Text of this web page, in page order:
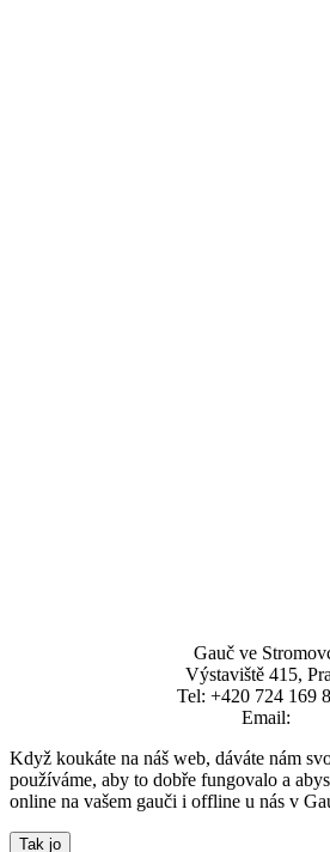
Gauč ve
Výstaviště 415,
Tel: +420 724 169
Email:
Když koukáte na náš web, dáváte nám
používáme, aby to dobře fungovalo a
online na vašem gauči i offline u nás v
Tak jo